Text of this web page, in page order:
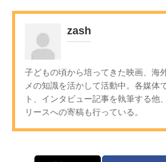
zash
子どもの頃から培ってきた映画、海
メの知識を活かして活動中。各媒体
ト、インタビュー記事を執筆する他
リースへの寄稿も行っている。